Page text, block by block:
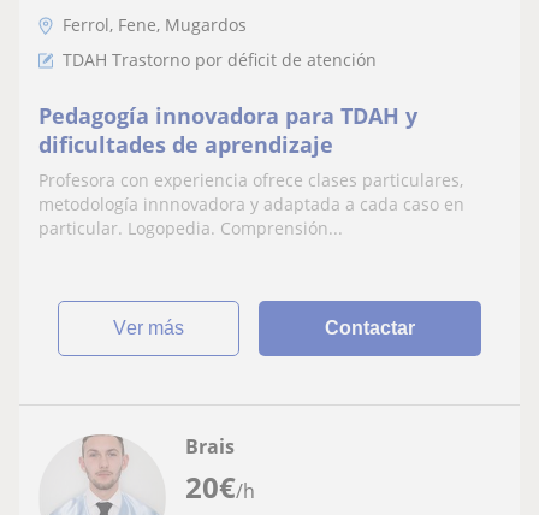
Ferrol, Fene, Mugardos
TDAH Trastorno por déficit de atención
Pedagogía innovadora para TDAH y
dificultades de aprendizaje
Profesora con experiencia ofrece clases particulares,
metodología innnovadora y adaptada a cada caso en
particular. Logopedia. Comprensión...
ver más Contactar
20€/h
Brais